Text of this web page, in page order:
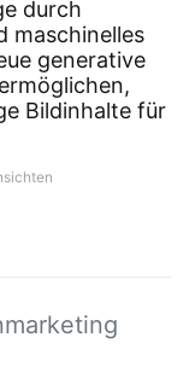
durch
maschinelles
generative
Bildinhalte für